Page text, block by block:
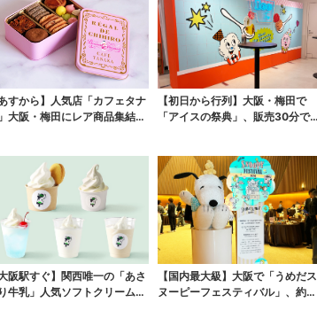
あすから】人気店「カフェタナ
大阪・梅田にレア商品集結…
【初日から行列】大阪・梅田で
「アイスの祭典」、販売30分で
大阪駅すぐ】関西唯一の「あさ
牛乳」人気ソフトクリームが
【国内最大級】大阪で「うめだス
ヌーピーフェスティバル」、約8